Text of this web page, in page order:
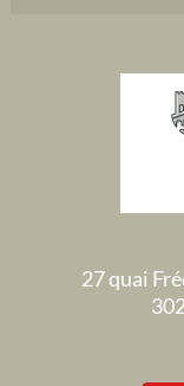
27 quai